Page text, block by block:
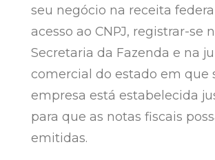
seu negócio na receita
acesso ao CNPJ, registrar-se
Secretaria da Fazenda e na
comercial do estado em que
empresa está estabelecida
para que as notas fiscais
emitidas.